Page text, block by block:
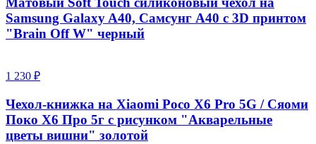
Samsung Galaxy A40, Самсунг А40 с 3D принтом
"Brain Off W" черный
1 230 ₽
Чехол-книжка на Xiaomi Poco X6 Pro 5G / Сяоми
Поко Х6 Про 5г с рисунком "Акварельные
цветы вишни" золотой